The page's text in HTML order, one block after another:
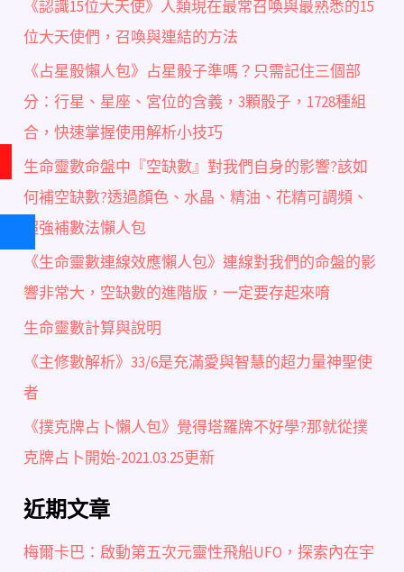
《認識15位大天使》人類現在最常召喚與最熟悉的15
位大天使們，召喚與連結的方法
《占星骰懶人包》占星骰子準嗎？只需記住三個部
分：行星、星座、宮位的含義，3顆骰子，1728種組
合，快速掌握使用解析小技巧
生命靈數命盤中『空缺數』對我們自身的影響?該如
何補空缺數?透過顏色、水晶、精油、花精可調頻、
超強補數法懶人包
《生命靈數連線效應懶人包》連線對我們的命盤的影
響非常大，空缺數的進階版，一定要存起來唷
生命靈數計算與說明
《主修數解析》33/6是充滿愛與智慧的超力量神聖使
者
《撲克牌占卜懶人包》覺得塔羅牌不好學?那就從撲
克牌占卜開始-2021.03.25更新
近期文章
梅爾卡巴：啟動第五次元靈性飛船UFO，探索內在宇